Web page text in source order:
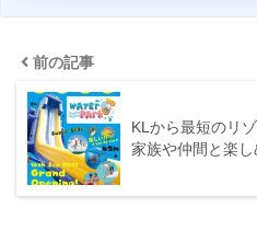
前の記事
KLから最短のリ
家族や仲間と楽し